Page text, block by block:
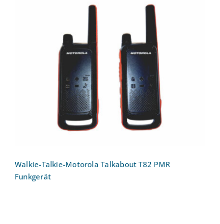
Walkie-Talkie-Motorola Talkabout T82
PMR Funkgerät
Walkie-Talkie-Motorola Talkabout T82 PMR
Funkgerät